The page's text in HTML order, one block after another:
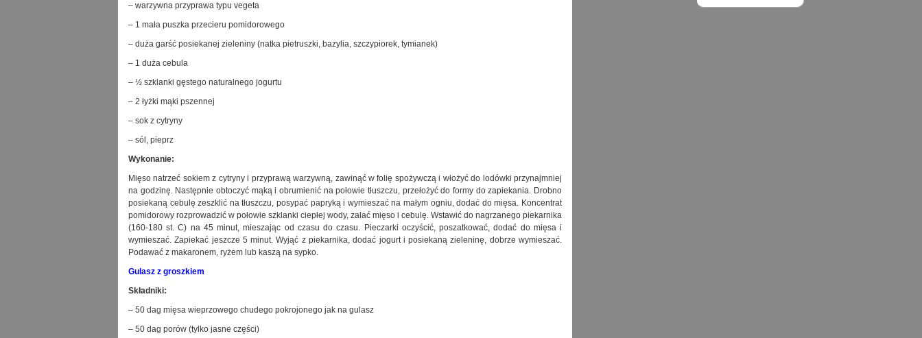
– warzywna przyprawa typu vegeta
– 1 mała puszka przecieru pomidorowego
– duża garść posiekanej zieleniny (natka pietruszki, bazylia, szczypiorek, tymianek)
– 1 duża cebula
– ½ szklanki gęstego naturalnego jogurtu
– 2 łyżki mąki pszennej
– sok z cytryny
– sól, pieprz
Wykonanie:
Mięso natrzeć sokiem z cytryny i przyprawą warzywną, zawinąć w folię spożywczą i włożyć do lodówki przynajmniej
na godzinę. Następnie obtoczyć mąką i obrumienić na połowie tłuszczu, przełożyć do formy do zapiekania. Drobno
posiekaną cebulę zeszklić na tłuszczu, posypać papryką i wymieszać na małym ogniu, dodać do mięsa. Koncentrat
pomidorowy rozprowadzić w połowie szklanki ciepłej wody, zalać mięso i cebulę. Wstawić do nagrzanego piekarnika
(160-180 st. C) na 45 minut, mieszając od czasu do czasu. Pieczarki oczyścić, poszatkować, dodać do mięsa i
wymieszać. Zapiekać jeszcze 5 minut. Wyjąć z piekarnika, dodać jogurt i posiekaną zieleninę, dobrze wymieszać.
Podawać z makaronem, ryżem lub kaszą na sypko.
Gulasz z groszkiem
Składniki:
– 50 dag mięsa wieprzowego chudego pokrojonego jak na gulasz
– 50 dag porów (tylko jasne części)